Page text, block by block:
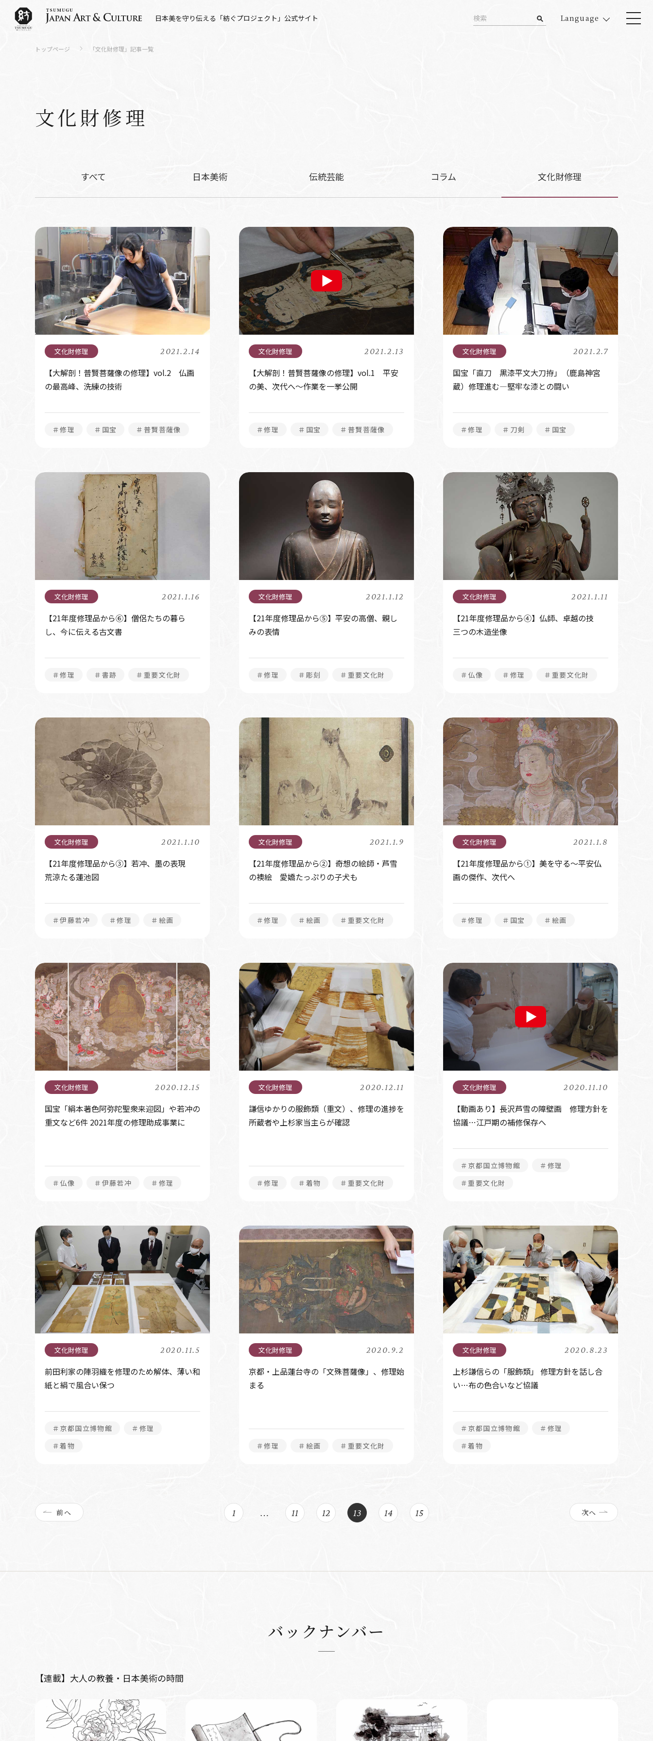
日本美を守り伝える「紡ぐプロジェクト」公式サイト Language
トップページ 「文化財修理 」記事一覧
文化財修理
すべて 日本美術 伝統芸能 コラム 文化財修理
2021.2.14
【大解剖！普賢菩薩像の修理】vol.2 仏画
の最高峰、洗練の技術
＃修理 ＃国宝 ＃普賢菩薩像
2021.2.13
【大解剖！普賢菩薩像の修理】vol.1 平安
の美、次代へ～作業を一挙公開
＃修理 ＃国宝 ＃普賢菩薩像
2021.2.7
国宝「直刀 黒漆平文大刀拵」（鹿島神宮
蔵）修理進む―堅牢な漆との闘い
＃修理 ＃刀剣 ＃国宝
2021.1.16
【21年度修理品から⑥】僧侶たちの暮ら
し、今に伝える古文書
＃修理 ＃書跡 ＃重要文化財
2021.1.12
【21年度修理品から⑤】平安の高僧、親し
みの表情
＃修理 ＃彫刻 ＃重要文化財
2021.1.11
【21年度修理品から④】仏師、卓越の技
三つの木造坐像
＃仏像 ＃修理 ＃重要文化財
2021.1.10
【21年度修理品から③】若冲、墨の表現
荒涼たる蓮池図
＃伊藤若冲 ＃修理 ＃絵画
2021.1.9
【21年度修理品から②】奇想の絵師・芦雪
の襖絵 愛嬌たっぷりの子犬も
＃修理 ＃絵画 ＃重要文化財
2021.1.8
【21年度修理品から①】美を守る～平安仏
画の傑作、次代へ
＃修理 ＃国宝 ＃絵画
2020.12.15
国宝「絹本著色阿弥陀聖衆来迎図」や若冲の
重文など6件 2021年度の修理助成事業に
＃仏像 ＃伊藤若冲 ＃修理
2020.12.11
謙信ゆかりの服飾類（重文）、修理の進捗を
所蔵者や上杉家当主らが確認
＃修理 ＃着物 ＃重要文化財
2020.11.10
【動画あり】長沢芦雪の障壁画 修理方針を
協議…江戸期の補修保存へ
＃京都国立博物館
＃修理
＃重要文化財
2020.11.5
前田利家の陣羽織を修理のため解体、薄い和
紙と絹で風合い保つ
＃京都国立博物館
＃修理
＃着物
2020.9.2
京都・上品蓮台寺の「文殊菩薩像」、修理始
まる
＃修理 ＃絵画 ＃重要文化財
2020.8.23
上杉謙信らの「服飾類」 修理方針を話し合
い…布の色合いなど協議
＃京都国立博物館
＃修理
＃着物
前へ 1 … 11 12 13 14 15 次へ
バックナンバー
【連載】大人の教養・日本美術の時間